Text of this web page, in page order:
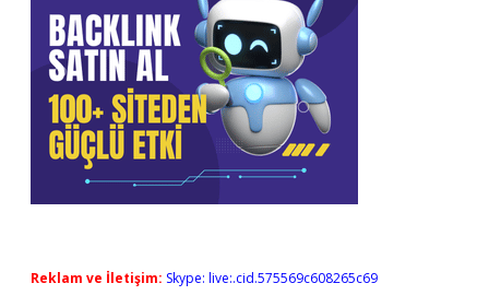
Reklam ve İletişim: Skype: live:.cid.575569c608265c69